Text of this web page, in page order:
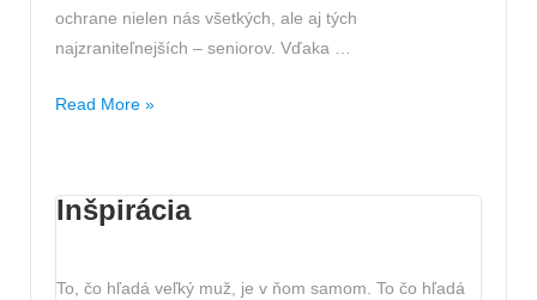
ochrane nielen nás všetkých, ale aj tých
najzraniteľnejších – seniorov. Vďaka …
Poďakovanie
Read More »
Inšpirácia
To, čo hľadá veľký muž, je v ňom samom. To čo hľadá